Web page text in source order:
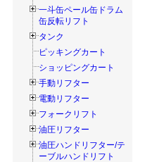
一斗缶ペール缶ドラム
缶反転リフト
タンク
ピッキングカート
ショッピングカート
手動リフター
電動リフター
フォークリフト
油圧リフター
油圧ハンドリフター/テ
ーブルハンドリフト